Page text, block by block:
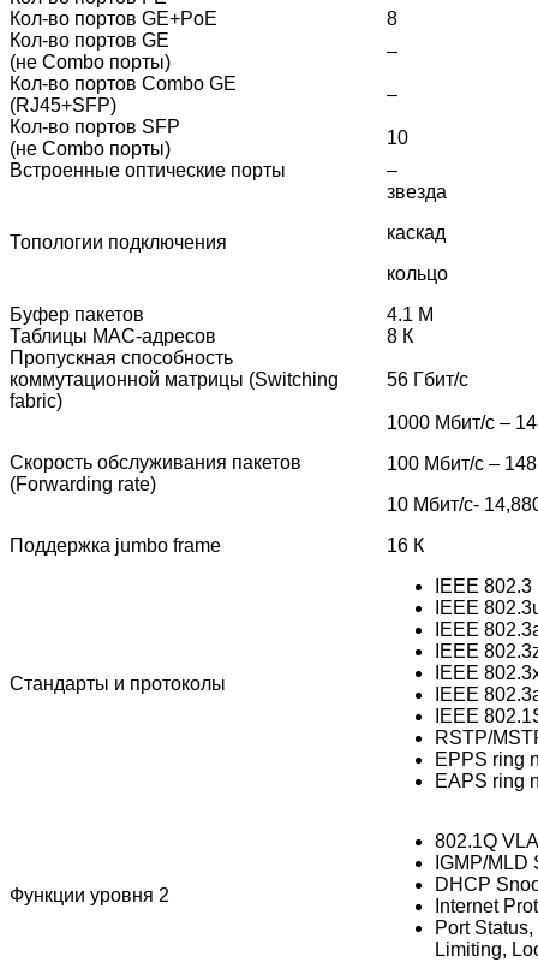
Кол-во портов GE+PoE
8
Кол-во портов GE
(не Combo порты)
–
Кол-во портов Combo GE
(RJ45+SFP)
–
Кол-во портов SFP
(не Combo порты)
10
Встроенные оптические порты
–
Топологии подключения
звезда
каскад
кольцо
Буфер пакетов
4.1 М
Таблицы MAC-адресов
8 К
Пропускная способность
коммутационной матрицы (Switching
fabric)
56 Гбит/с
Скорость обслуживания пакетов
(Forwarding rate)
1000 Мбит/с –
100 Мбит/c –
10 Мбит/c-
Поддержка jumbo frame
16 К
Стандарты и протоколы
IEEE
IEEE
IEEE
IEEE
IEEE
IEEE
IEEE
RSTP/
EPPS ring
EAPS ring
Функции уровня 2
802.1Q
IGMP/MLD
DHCP
Internet
Port
Limiting,